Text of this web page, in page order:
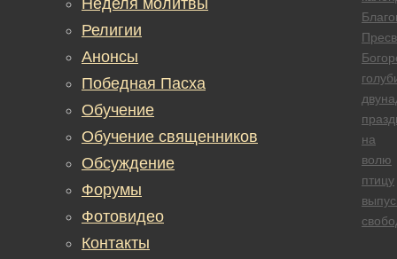
на
волю
птицу
Религии
Анонсы
Победная Пасха
Обучение
Обучение священников
Обсуждение
Форумы
Фотовидео
Контакты